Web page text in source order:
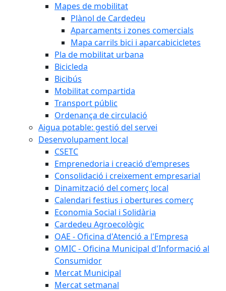
Mapes de mobilitat
Plànol de Cardedeu
Aparcaments i zones comercials
Mapa carrils bici i aparcabicicletes
Pla de mobilitat urbana
Bicicleda
Bicibús
Mobilitat compartida
Transport públic
Ordenança de circulació
Aigua potable: gestió del servei
Desenvolupament local
CSETC
Emprenedoria i creació d'empreses
Consolidació i creixement empresarial
Dinamització del comerç local
Calendari festius i obertures comerç
Economia Social i Solidària
Cardedeu Agroecològic
OAE - Oficina d'Atenció a l'Empresa
OMIC - Oficina Municipal d'Informació al
Consumidor
Mercat Municipal
Mercat setmanal